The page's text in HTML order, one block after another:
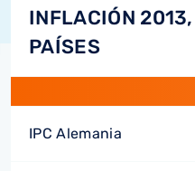
INFLACIÓN 2013,
PAÍSES
IPC Alemania